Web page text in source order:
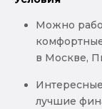
Можно
в Москве,
лучшие